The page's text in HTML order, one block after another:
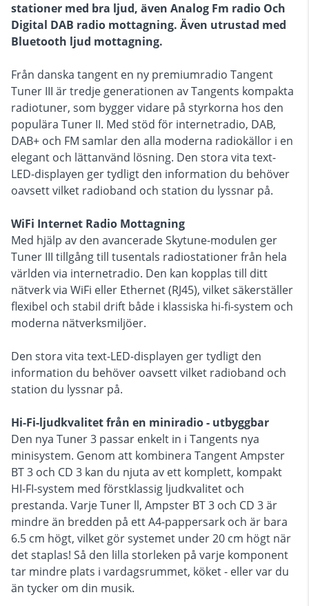
stationer med bra ljud, även Analog Fm radio Och
Digital DAB radio mottagning. Även utrustad med
Bluetooth ljud mottagning.
Från danska tangent en ny premiumradio Tangent
Tuner III är tredje generationen av Tangents kompakta
radiotuner, som bygger vidare på styrkorna hos den
populära Tuner II. Med stöd för internetradio, DAB,
DAB+ och FM samlar den alla moderna radiokällor i en
elegant och lättanvänd lösning. Den stora vita text-
LED-displayen ger tydligt den information du behöver
oavsett vilket radioband och station du lyssnar på.
WiFi Internet Radio Mottagning
Med hjälp av den avancerade Skytune-modulen ger
Tuner III tillgång till tusentals radiostationer från hela
världen via internetradio. Den kan kopplas till ditt
nätverk via WiFi eller Ethernet (RJ45), vilket säkerställer
flexibel och stabil drift både i klassiska hi-fi-system och
moderna nätverksmiljöer.
Den stora vita text-LED-displayen ger tydligt den
information du behöver oavsett vilket radioband och
station du lyssnar på.
Hi-Fi-ljudkvalitet från en miniradio - utbyggbar
Den nya Tuner 3 passar enkelt in i Tangents nya
minisystem. Genom att kombinera Tangent Ampster
BT 3 och CD 3 kan du njuta av ett komplett, kompakt
HI-FI-system med förstklassig ljudkvalitet och
prestanda. Varje Tuner ll, Ampster BT 3 och CD 3 är
mindre än bredden på ett A4-pappersark och är bara
6.5 cm högt, vilket gör systemet under 20 cm högt när
det staplas! Så den lilla storleken på varje komponent
tar mindre plats i vardagsrummet, köket - eller var du
än tycker om din musik.